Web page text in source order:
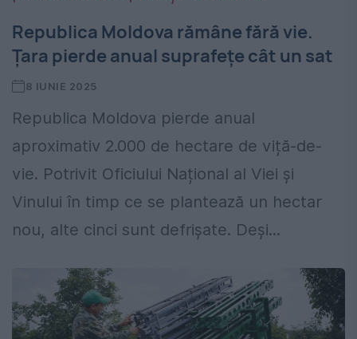
Republica Moldova rămâne fără vie.
Țara pierde anual suprafețe cât un sat
8 IUNIE 2025
Republica Moldova pierde anual
aproximativ 2.000 de hectare de viță-de-
vie. Potrivit Oficiului Național al Viei și
Vinului în timp ce se plantează un hectar
nou, alte cinci sunt defrișate. Deși...